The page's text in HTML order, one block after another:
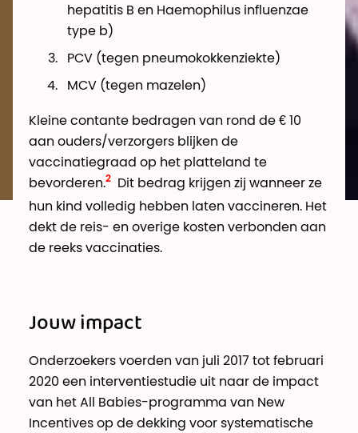
hepatitis B en Haemophilus influenzae
type b)
PCV (tegen pneumokokkenziekte)
MCV (tegen mazelen)
Kleine contante bedragen van rond de € 10
aan ouders/verzorgers blijken de
vaccinatiegraad op het platteland te
bevorderen.
Dit bedrag krijgen zij wanneer ze
hun kind volledig hebben laten vaccineren. Het
dekt de reis- en overige kosten verbonden aan
de reeks vaccinaties.
Jouw impact
Onderzoekers voerden van juli 2017 tot februari
2020 een interventiestudie uit naar de impact
van het All Babies-programma van New
Incentives op de dekking voor systematische